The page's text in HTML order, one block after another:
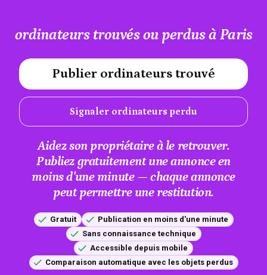
ordinateurs trouvés ou perdus à Paris
Publier ordinateurs trouvé
Signaler ordinateurs perdu
#A12AEB
Aidez son propriétaire à le retrouver.
Publiez gratuitement une annonce en
moins d'une minute — chaque annonce
peut permettre une restitution.
Gratuit
Publication en moins d'une minute
Sans connaissance technique
Accessible depuis mobile
Comparaison automatique avec les objets perdus